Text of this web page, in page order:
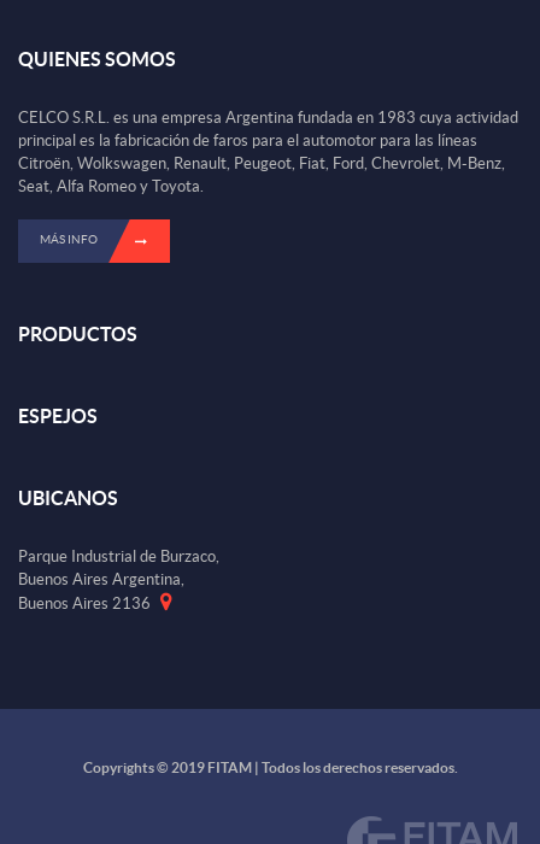
QUIENES SOMOS
CELCO S.R.L. es una empresa Argentina fundada en 1983 cuya actividad
principal es la fabricación de faros para el automotor para las líneas
Citroën, Wolkswagen, Renault, Peugeot, Fiat, Ford, Chevrolet, M-Benz,
Seat, Alfa Romeo y Toyota.
MÁS INFO
PRODUCTOS
ESPEJOS
UBICANOS
Parque Industrial de Burzaco,
Buenos Aires Argentina,
Buenos Aires 2136
Copyrights © 2019 FITAM | Todos los derechos reservados.